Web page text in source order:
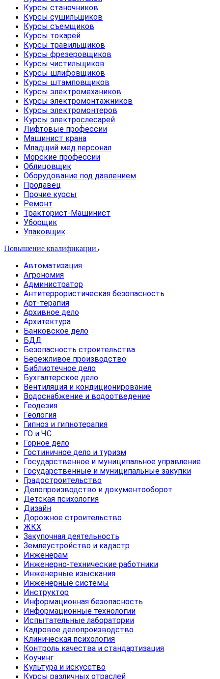
Курсы станочников
Курсы сушильщиков
Курсы съемщиков
Курсы токарей
Курсы травильщиков
Курсы фрезеровщиков
Курсы чистильщиков
Курсы шлифовщиков
Курсы штамповщиков
Курсы электромехаников
Курсы электромонтажников
Курсы электромонтеров
Курсы электрослесарей
Лифтовые профессии
Машинист крана
Младщий мед.персонал
Морские профессии
Облицовщик
Оборудование под давлением
Продавец
Прочие курсы
Ремонт
Тракторист-Машинист
Уборщик
Упаковщик
Повышение квалификации
Автоматизация
Агрономия
Администратор
Антитеррористическая безопасность
Арт-терапия
Архивное дело
Архитектура
Банковское дело
БДД
Безопасность строительства
Бережливое производство
Библиотечное дело
Бухгалтерское дело
Вентиляция и кондиционирование
Водоснабжение и водоотведение
Геодезия
Геология
Гипноз и гипнотерапия
ГО и ЧС
Горное дело
Гостиничное дело и туризм
Государственное и муниципальное управление
Государственные и муниципальные закупки
Градостроительство
Делопроизводство и документооборот
Детская психология
Дизайн
Дорожное строительство
ЖКХ
Закупочная деятельность
Землеустройство и кадастр
Инженерам
Инженерно-технические работники
Инженерные изыскания
Инженерные системы
Инструктор
Информационная безопасность
Информационные технологии
Испытательные лаборатории
Кадровое делопроизводство
Клиническая психология
Контроль качества и стандартизация
Коучинг
Культура и искусство
Курсы различных отраслей